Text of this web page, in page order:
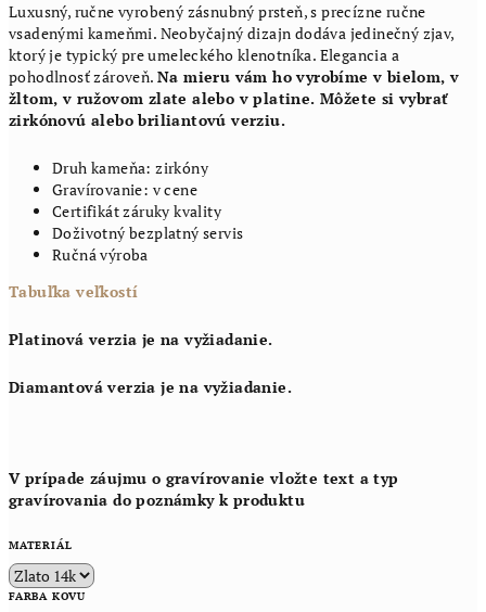
Luxusný, ručne vyrobený zásnubný prsteň, s precízne ručne
vsadenými kameňmi. Neobyčajný dizajn dodáva jedinečný zjav,
ktorý je typický pre umeleckého klenotníka. Elegancia a
pohodlnosť zároveň. Na mieru vám ho vyrobíme v bielom, v
žltom, v ružovom zlate alebo v platine. Môžete si vybrať
zirkónovú alebo briliantovú verziu.
Druh kameňa: zirkóny
Gravírovanie: v cene
Certifikát záruky kvality
Doživotný bezplatný servis
Ručná výroba
Tabuľka veľkostí
Platinová verzia je na vyžiadanie.
Diamantová verzia je na vyžiadanie.
V prípade záujmu o gravírovanie vložte text a typ
gravírovania do poznámky k produktu
MATERIÁL
FARBA KOVU